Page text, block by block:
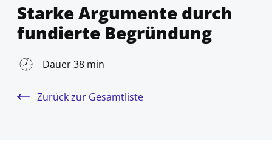
Starke Argumente durch
fundierte Begründung
Dauer 38 min
Zurück zur Gesamtliste